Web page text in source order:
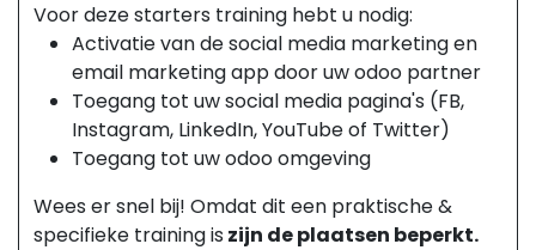
Voor deze starters training hebt u nodig:
Activatie van de social media marketing en
email marketing app door uw odoo partner
Toegang tot uw social media pagina's (FB,
Instagram, LinkedIn, YouTube of Twitter)
Toegang tot uw odoo omgeving
Wees er snel bij! Omdat dit een praktische &
specifieke training is zijn de plaatsen beperkt.